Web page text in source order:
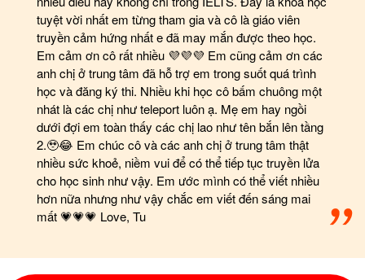
tuyệt vời nhất em từng tham gia và cô là giáo viên
truyền cảm hứng nhất e đã may mắn được theo học.
Em cảm ơn cô rất nhiều 💜💜💜 Em cũng cảm ơn các
anh chị ở trung tâm đã hỗ trợ em trong suốt quá trình
học và đăng ký thi. Nhiều khi học cô bấm chuông một
nhát là các chị như teleport luôn ạ. Mẹ em hay ngồi
dưới đợi em toàn thấy các chị lao như tên bắn lên tầng
2.🥹😂 Em chúc cô và các anh chị ở trung tâm thật
nhiều sức khoẻ, niềm vui để có thể tiếp tục truyền lửa
cho học sinh như vậy. Em ước mình có thể viết nhiều
hơn nữa nhưng như vậy chắc em viết đến sáng mai
mất 💗💗💗 Love, Tu